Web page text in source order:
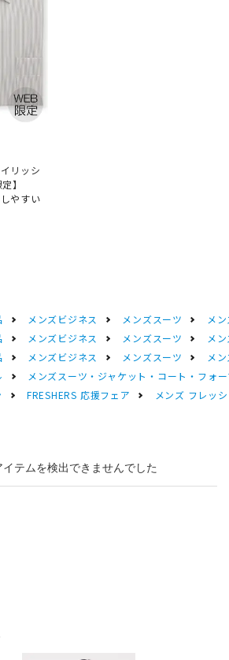
リッシ
】
やすい
メンズビジネス メンズスーツ
メ
メンズビジネス メンズスーツ
メ
メンズビジネス メンズスーツ
メ
メンズスーツ・ジャケット・コート・フォ
FRESHERS 応援フェア メンズ フレッ